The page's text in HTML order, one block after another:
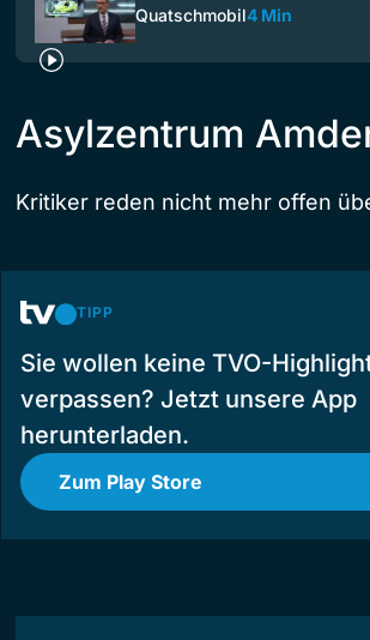
Quatschmobil4 Min
Asylzentrum
Kritiker reden nicht mehr offen
TIPP
Sie wollen keine TVO-
verpassen? Jetzt unsere App
herunterladen.
Zum Play Store